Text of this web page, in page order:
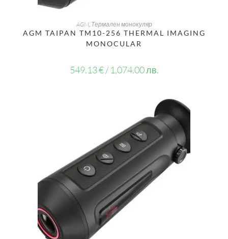
ДОБАВЯНЕ В КОЛИЧКАТА
AGM, Термален монокуляр
AGM TAIPAN TM10-256 THERMAL IMAGING
MONOCULAR
549.13€ / 1,074.00 лв.